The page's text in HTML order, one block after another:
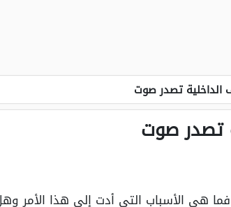
الداخلية تصدر صوت
تصدر صوت
هي الأسباب التي أدت إلى هذا الأمر